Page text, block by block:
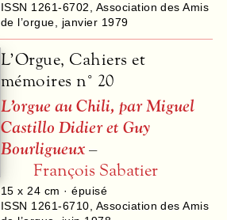
ISSN 1261-6702, Association des Amis
de l’orgue, janvier 1979
L’Orgue, Cahiers et
mémoires n° 20
L’orgue au Chili, par Miguel
Castillo Didier et Guy
Bourligueux–
François Sabatier
15 x 24 cm · épuisé
ISSN 1261-6710, Association des Amis